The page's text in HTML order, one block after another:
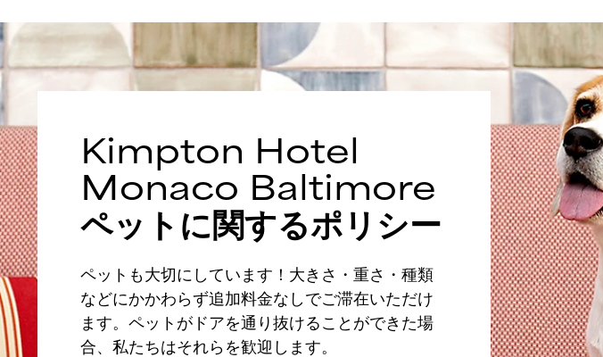
Kimpton Hotel
Monaco Baltimore
ペットに関するポリシー
ペットも大切にしています！大きさ・重さ・種類
などにかかわらず追加料金なしでご滞在いただけ
ます。ペットがドアを通り抜けることができた場
合、私たちはそれらを歓迎します。